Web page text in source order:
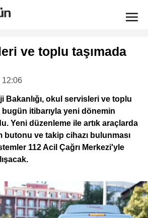
ve toplu taşımada
12:06
Bakanlığı, okul servisleri ve toplu
bugün itibarıyla yeni dönemin
Yeni düzenleme ile artık araçlarda
butonu ve takip cihazı bulunması
112 Acil Çağrı Merkezi'yle